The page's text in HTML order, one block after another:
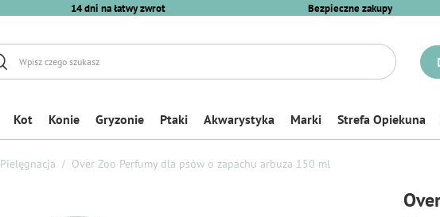
14 dni na łatwy zwrot Bezpieczne zakupy
Kot Konie Gryzonie Ptaki Akwarystyka Marki Strefa Opiekuna
Pielęgnacja Over Zoo Perfumy dla psów o zapachu arbuza 150 ml